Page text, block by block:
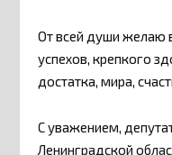
От всей души желаю
успехов, крепкого
достатка, мира,
С уважением,
Ленинградской